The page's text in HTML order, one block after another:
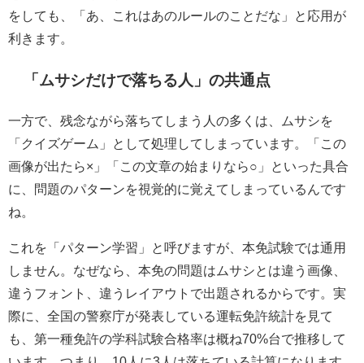
をしても、「あ、これはあのルールのことだな」と応用が
利きます。
「ムサシだけで落ちる人」の共通点
一方で、残念ながら落ちてしまう人の多くは、ムサシを
「クイズゲーム」として処理してしまっています。「この
画像が出たら×」「この文章の始まりなら○」といった具合
に、問題のパターンを視覚的に覚えてしまっているんです
ね。
これを「パターン学習」と呼びますが、本免試験では通用
しません。なぜなら、本免の問題はムサシとは違う画像、
違うフォント、違うレイアウトで出題されるからです。実
際に、全国の警察庁が発表している運転免許統計を見て
も、第一種免許の学科試験合格率は概ね70%台で推移して